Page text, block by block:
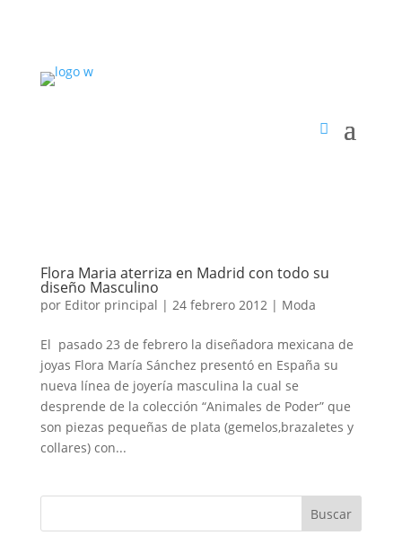
Flora Maria aterriza en Madrid con todo su
diseño Masculino
por Editor principal | 24 febrero 2012| Moda
El pasado 23 de febrero la diseñadora mexicana de
joyas Flora María Sánchez presentó en España su
nueva línea de joyería masculina la cual se
desprende de la colección “Animales de Poder” que
son piezas pequeñas de plata (gemelos,brazaletes y
collares) con...
Buscar